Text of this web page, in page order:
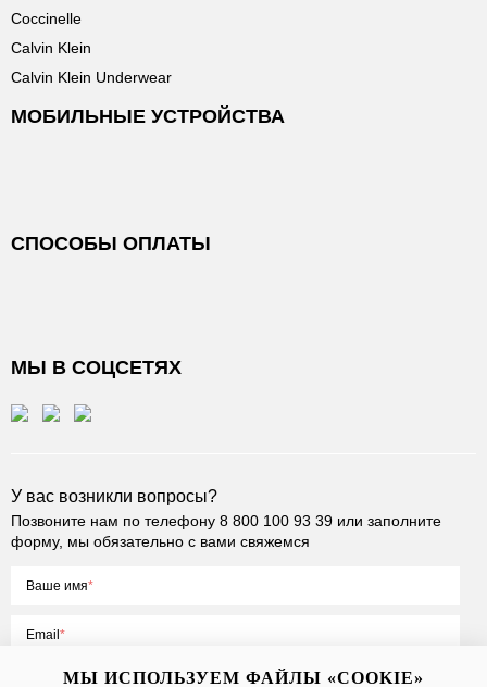
Coccinelle
Calvin Klein
Calvin Klein Underwear
МОБИЛЬНЫЕ УСТРОЙСТВА
СПОСОБЫ ОПЛАТЫ
МЫ В СОЦСЕТЯХ
У вас возникли вопросы?
Позвоните нам по телефону 8 800 100 93 39 или заполните
форму, мы обязательно с вами свяжемся
Ваше имя
Email
МЫ ИСПОЛЬЗУЕМ ФАЙЛЫ «COOKIE»